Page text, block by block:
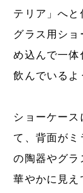
テリア」へと
グラス用シ
め込んで一
飲んでいるよ
ショーケー
て、背面がミ
の陶器やグラ
華やかに見え